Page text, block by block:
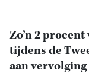
Zo’n 2
tijdens de
aan